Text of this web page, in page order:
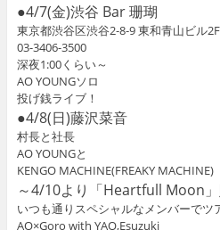
●4/7(金)渋谷 Bar 珊瑚
東京都渋谷区渋谷2‐8‐9 東和青山ビル2F
03-3406-3500 ‎
深夜1:00くらい～
AO YOUNGソロ
投げ銭ライブ！
●4/8(日)藤沢菜音
村長と社長
AO YOUNGと
KENGO MACHINE(FREAKY MACHINE)
～4/10より「Heartfull Moon
いつも通りスペシャルなメンバーでツ
AO×Goro with YAO,Esuzuki